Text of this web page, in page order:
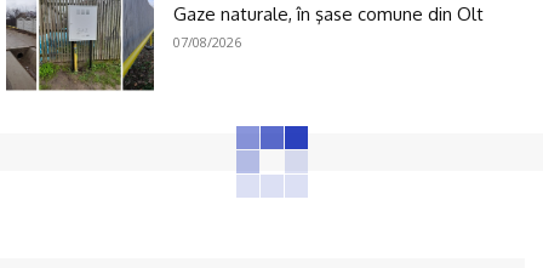
Gaze naturale, în şase comune din Olt
07/08/2026